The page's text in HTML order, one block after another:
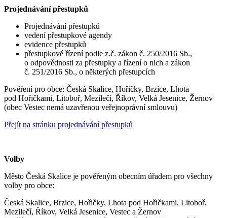
Projednávání přestupků
Projednávání přestupků
vedení přestupkové agendy
evidence přestupků
přestupkové řízení podle z.č. zákon č. 250/2016 Sb.,
o odpovědnosti za přestupky a řízení o nich a zákon
č. 251/2016 Sb., o některých přestupcích
Pověření pro obce: Česká Skalice, Hořičky, Brzice, Lhota
pod Hořičkami, Litoboř, Mezilečí, Říkov, Velká Jesenice, Žernov
(obec Vestec nemá uzavřenou veřejnoprávní smlouvu)
Přejít na stránku projednávání přestupků
Volby
Město Česká Skalice je pověřeným obecním úřadem pro všechny
volby pro obce:
Česká Skalice, Brzice, Hořičky, Lhota pod Hořičkami, Litoboř,
Mezilečí, Říkov, Velká Jesenice, Vestec a Žernov